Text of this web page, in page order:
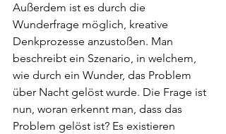
Außerdem ist es durch die
Wunderfrage möglich, kreative
Denkprozesse anzustoßen. Man
beschreibt ein Szenario, in welchem,
wie durch ein Wunder, das Problem
über Nacht gelöst wurde. Die Frage ist
nun, woran erkennt man, dass das
Problem gelöst ist? Es existieren